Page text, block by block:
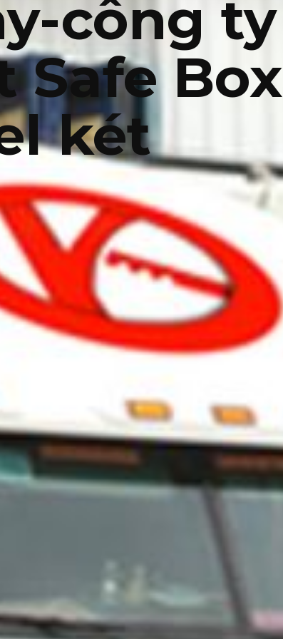
công ty
Safe Box
két